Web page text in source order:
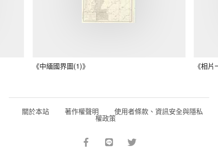
《中緬國界圖(1)》 《相
關於本站 著作權聲明 使用者條款、資訊安全與隱私
權政策